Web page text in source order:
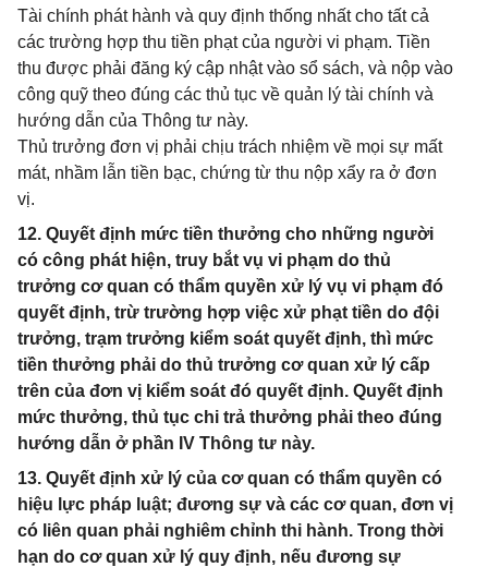
Tài chính phát hành và quy định thống nhất cho tất cả
các trường hợp thu tiền phạt của người vi phạm. Tiền
thu được phải đăng ký cập nhật vào sổ sách, và nộp vào
công quỹ theo đúng các thủ tục về quản lý tài chính và
hướng dẫn của Thông tư này.
Thủ trưởng đơn vị phải chịu trách nhiệm về mọi sự mất
mát, nhầm lẫn tiền bạc, chứng từ thu nộp xẩy ra ở đơn
vị.
12. Quyết định mức tiền thưởng cho những người
có công phát hiện, truy bắt vụ vi phạm do thủ
trưởng cơ quan có thẩm quyền xử lý vụ vi phạm đó
quyết định, trừ trường hợp việc xử phạt tiền do đội
trưởng, trạm trưởng kiểm soát quyết định, thì mức
tiền thưởng phải do thủ trưởng cơ quan xử lý cấp
trên của đơn vị kiểm soát đó quyết định. Quyết định
mức thưởng, thủ tục chi trả thưởng phải theo đúng
hướng dẫn ở phần IV Thông tư này.
13. Quyết định xử lý của cơ quan có thẩm quyền có
hiệu lực pháp luật; đương sự và các cơ quan, đơn vị
có liên quan phải nghiêm chỉnh thi hành. Trong thời
hạn do cơ quan xử lý quy định, nếu đương sự